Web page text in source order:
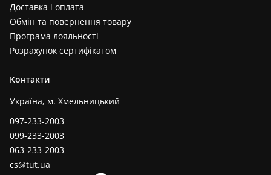
Доставка і оплата
Обмін та повернення товару
Програма лояльності
Розрахунок сертифікатом
Контакти
Україна, м. Хмельницький
097-233-2003
099-233-2003
063-233-2003
cs@tut.ua